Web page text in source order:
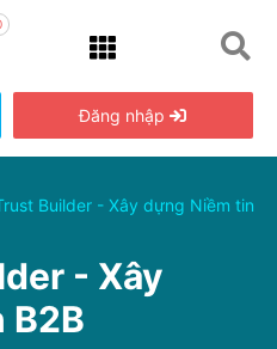
Đăng nhập
Builder - Xây dựng Niềm tin
- Xây
B2B